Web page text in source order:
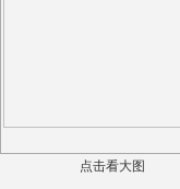
点击看大图